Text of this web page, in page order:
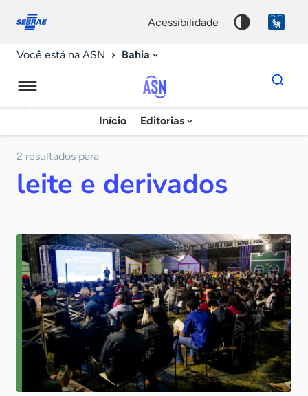
conosco
acessibilidade
Você está na ASN Bahia
Agência
Sebrae
Notícias
Início Editorias
Dados
para
chave
2 resultados para
leite e derivados